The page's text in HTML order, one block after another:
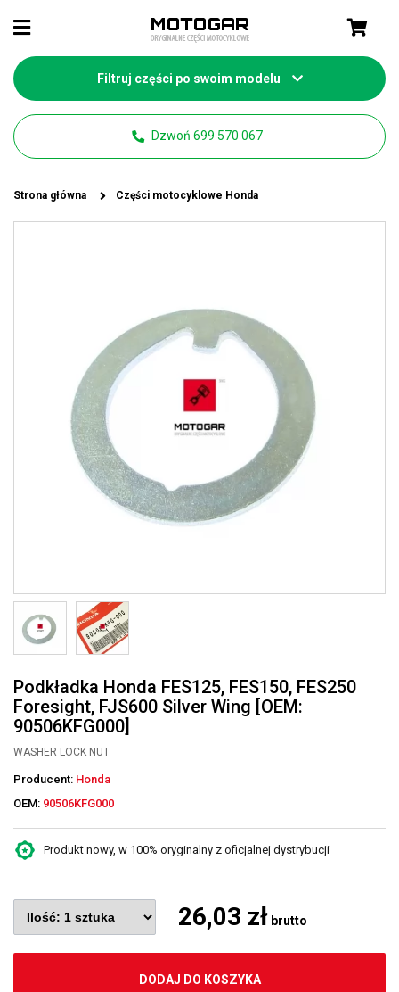
Filtruj części po swoim modelu
Dzwoń 699 570 067
Strona główna Części motocyklowe Honda
Podkładka Honda FES125, FES150, FES250
Foresight, FJS600 Silver Wing [OEM:
90506KFG000]
WASHER LOCK NUT
Producent: Honda
OEM: 90506KFG000
Produkt nowy, w 100% oryginalny z oficjalnej dystrybucji
26,03 zł brutto
DODAJ DO KOSZYKA